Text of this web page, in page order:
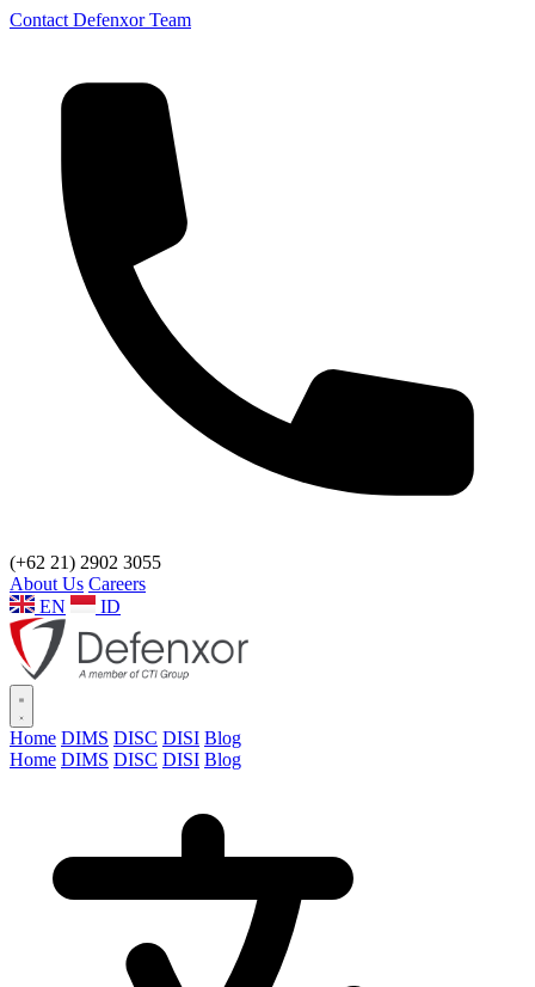
Contact Defenxor Team
(+62 21) 2902 3055
About Us Careers
EN
ID
Home DIMS DISC DISI Blog
Home DIMS DISC DISI Blog